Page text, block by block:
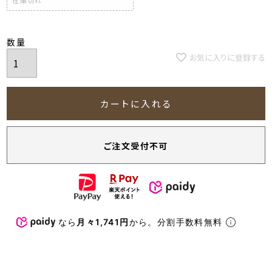
お気に入りに登録する
カートに入れる
ご注文受付不可
なら 月々1,741円から。分割手数料無料